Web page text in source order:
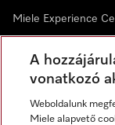
Miele Experience
Hírlevél
A
vonatkozó
Weboldalunk
Miele alapvető